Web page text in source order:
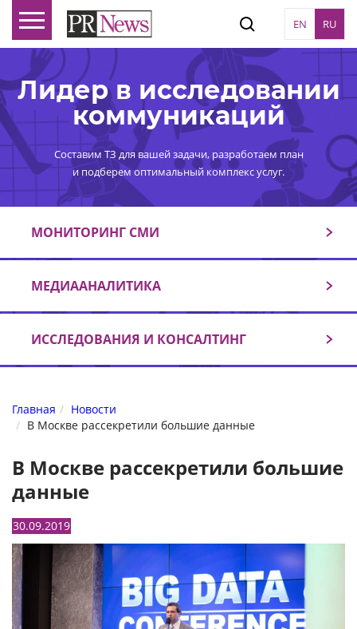
EN RU
Лидер в исследовании
коммуникаций
Составим ТЗ для вашей задачи, разработаем план
и подберем оптимальный комплекс услуг.
МОНИТОРИНГ СМИ
МЕДИААНАЛИТИКА
ИССЛЕДОВАНИЯ И КОНСАЛТИНГ
Главная
Новости
В Москве рассекретили большие данные
В Москве рассекретили большие
данные
30.09.2019